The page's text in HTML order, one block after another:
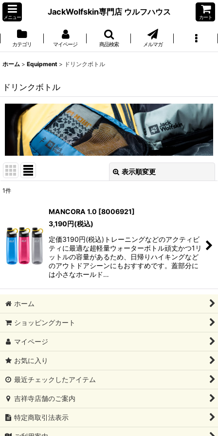
メニュー
JackWolfskin専門店 ウルフハウス
カート
カテゴリ マイページ 商品検索 メルマガ
ホーム > Equipment > ドリンクボトル
ドリンクボトル
表示順変更
並び順 :
絞り込む
1件
MANCORA 1.0 [8006921]
3,190円(税込)
定価3190円(税込)トレーニングなどのアクティビ
ティに最適な超軽量ウォーターボトル頑丈かつ1リ
ットルの容量があるため、日帰りハイキングなど
のアウトドアシーンにもおすすめです。蓋部分に
は小さなホールド…
ホーム
ショッピングカート
マイページ
お気に入り
最近チェックしたアイテム
吉祥寺店舗のご案内
特定商取引法表示